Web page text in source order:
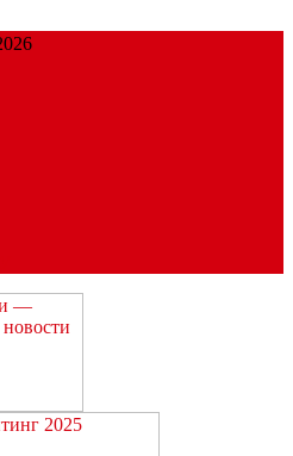
в Тульской области на сайте